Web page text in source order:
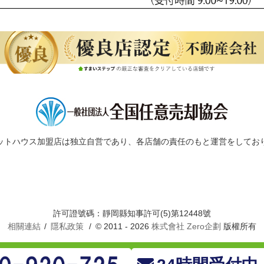
ハウス加盟店は独立自営であり、各店舗の責任のもと運営をしてお
許可證號碼：靜岡縣知事許可(5)第12448號
相關連結
隱私政策 © 2011 - 2026 株式會社 Zero企劃 版權所有